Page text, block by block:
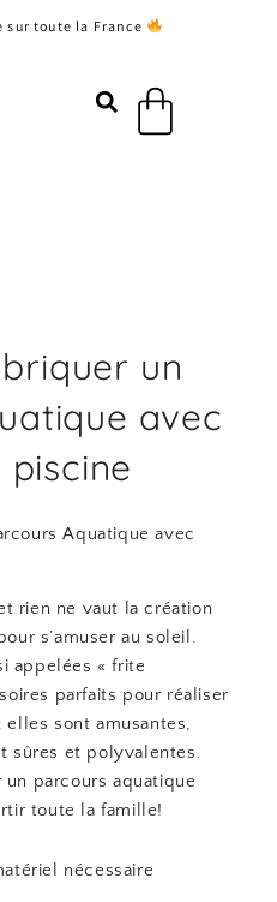
toute la France
Panier
un
avec
Aquatique avec
rien ne vaut la création
s’amuser au soleil.
appelées « frite
parfaits pour réaliser
sont amusantes,
sûres et polyvalentes.
parcours aquatique
toute la famille!
nécessaire